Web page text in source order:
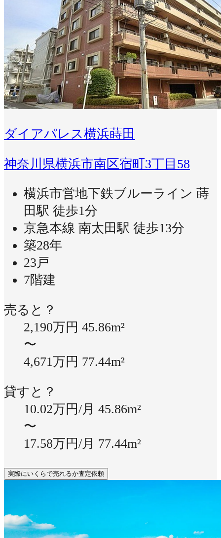
ダイアパレス横浜蒔田
神奈川県横浜市南区宿町3丁目58
横浜市営地下鉄ブルーライン 蒔
田駅 徒歩1分
京急本線 南太田駅 徒歩13分
築28年
23戸
7階建
売ると？
2,190万円 45.86m²
〜
4,671万円 77.44m²
貸すと？
10.02万円/月 45.86m²
〜
17.58万円/月 77.44m²
実際にいくらで売れるか査定依頼